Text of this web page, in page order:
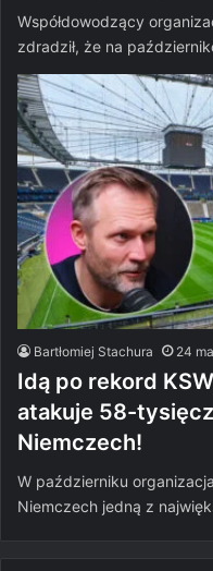
Współdowodzący
zdradził, że na
Bartłomiej Stachura 24
Idą po rekord
atakuje 58-
Niemczech!
W październiku
Niemczech jedną z